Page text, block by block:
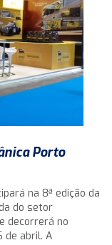
Porto
na 8ª edição da
do setor
decorrerá no
de abril. A